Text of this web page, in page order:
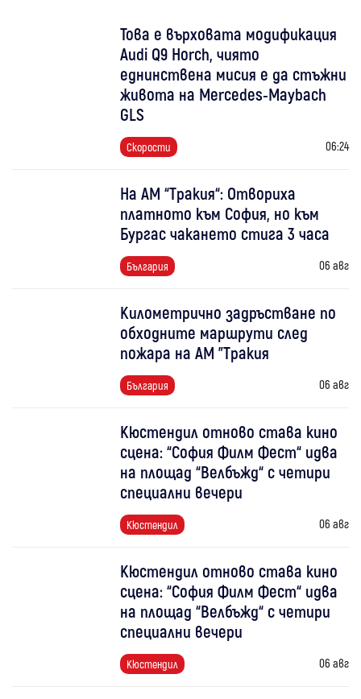
Това е върховата модификация
Audi Q9 Horch, чиято
еднинствена мисия е да стъжни
живота на Mercedes-Maybach
GLS
Скорости 06:24
На АМ “Тракия“: Отвориха
платното към София, но към
Бургас чакането стига 3 часа
България 06 авг
Километрично задръстване по
обходните маршрути след
пожара на АМ "Тракия
България 06 авг
Кюстендил отново става кино
сцена: “София Филм Фест“ идва
на площад “Велбъжд“ с четири
специални вечери
Кюстендил 06 авг
Кюстендил отново става кино
сцена: “София Филм Фест“ идва
на площад “Велбъжд“ с четири
специални вечери
Кюстендил 06 авг